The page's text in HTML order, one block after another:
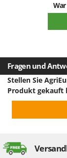
Yard Force
Z
Zanon
Zephir
ZGrills
Zodiac
Zomax
Fragen und
Stellen Sie
Produkt gekauft